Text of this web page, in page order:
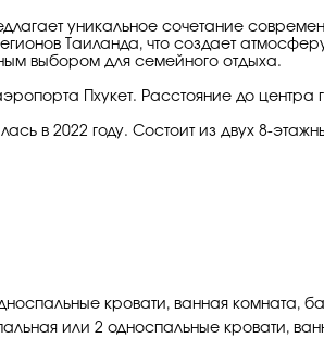
уникальное сочетание
Таиланда, что создает
выбором для семейного отдыха.
Пхукет. Расстояние до
в 2022 году. Состоит из двух 8-
кровати, ванная комната,
или 2 односпальные кровати,